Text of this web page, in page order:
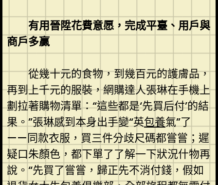
有用晉陞花費意愿，完成平臺、用戶與
商戶多贏
從幾十元的食物，到幾百元的護膚品，
再到上千元的服裝，網購達人張琳在手機上
劃拉著購物清單：“這些都是‘先買后付’的結
果。”張琳感到本身出手變“英包養氣”了
——同款衣服，買三件分歧尺碼都嘗嘗；遲
疑口朱顏色，都下單了了解一下狀況什物再
說。“先買了嘗嘗，歸正先不消付錢，假如